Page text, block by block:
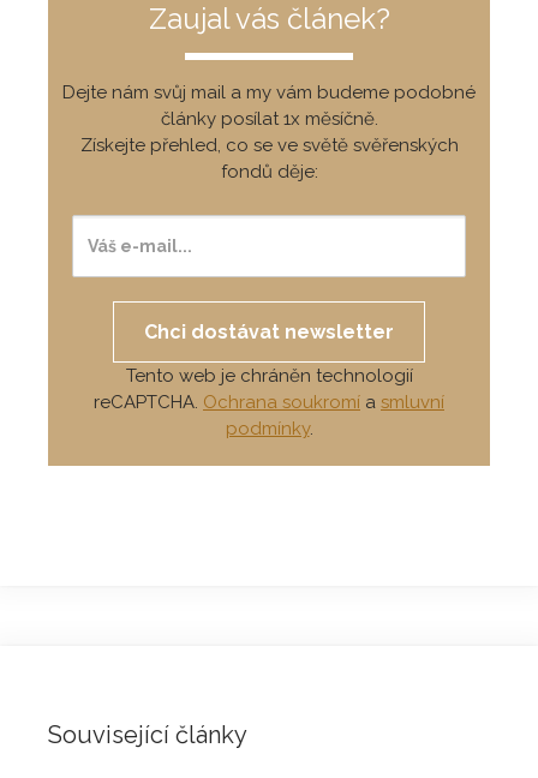
Zaujal vás článek?
Dejte nám svůj mail a my vám budeme podobné
články posílat 1x měsíčně.
Získejte přehled, co se ve světě svěřenských
fondů děje:
Chci dostávat newsletter
Tento web je chráněn technologií
reCAPTCHA. Ochrana soukromí a smluvní
podmínky.
Související články